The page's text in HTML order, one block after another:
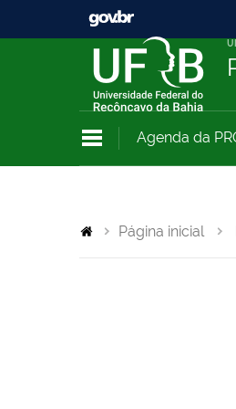
Agenda da
Página inicial